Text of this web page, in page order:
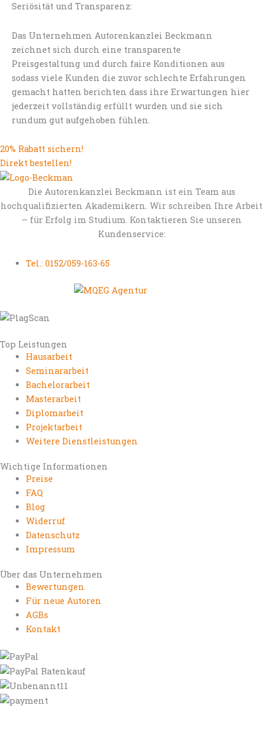
Seriösität und Transparenz:
Das Unternehmen Autorenkanzlei Beckmann
zeichnet sich durch eine transparente
Preisgestaltung und durch faire Konditionen aus
sodass viele Kunden die zuvor schlechte Erfahrungen
gemacht hatten berichten dass ihre Erwartungen hier
jederzeit vollständig erfüllt wurden und sie sich
rundum gut aufgehoben fühlen.
20% Rabatt sichern!
Direkt bestellen!
Die Autorenkanzlei Beckmann ist ein Team aus
hochqualifizierten Akademikern. Wir schreiben Ihre Arbeit
– für Erfolg im Studium. Kontaktieren Sie unseren
Kundenservice:
Tel.: 0152/059-163-65
Top Leistungen
Hausarbeit
Seminararbeit
Bachelorarbeit
Masterarbeit
Diplomarbeit
Projektarbeit
Weitere Dienstleistungen
Wichtige Informationen
Preise
FAQ
Blog
Widerruf
Datenschutz
Impressum
Über das Unternehmen
Bewertungen
Für neue Autoren
AGBs
Kontakt